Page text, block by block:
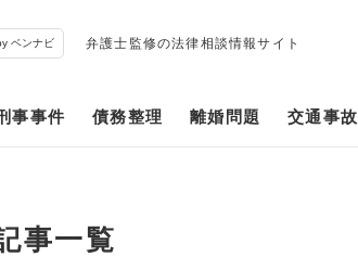
ベンナビ 弁護士監修の法律相談情報サイト
事事件 債務整理 離婚問題 交通事故
事一覧